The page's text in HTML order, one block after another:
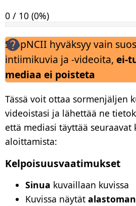
Miten se toimii
Meistä
Kumppanit
FAQ
Tietosuojakäytäntö
Luo tapaus
0 / 10 (0%)
StopNCII hyväksyy vain
intiimikuvia ja -videoita, ei-
mediaa ei poisteta
Tässä voit ottaa sormenjäljen
videoistasi ja lähettää ne
että mediasi täyttää
aloittamista:
Kelpoisuusvaatimukset
Sinua kuvaillaan kuvissa
Kuvissa näytät